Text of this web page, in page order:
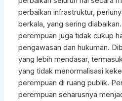
perbaikan infrastruktur,
berkala, yang sering
perempuan juga tidak cukup
pengawasan dan hukuman.
yang lebih mendasar,
yang tidak menormalisasi
perempuan di ruang publik.
perempuan seharusnya